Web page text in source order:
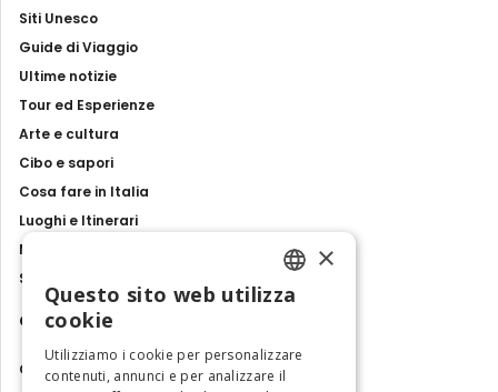
Siti Unesco
Guide di Viaggio
Ultime notizie
Tour ed Esperienze
Arte e cultura
Cibo e sapori
Cosa fare in Italia
Luoghi e Itinerari
Mostre, eventi e spettacoli
Storie e tradizioni
Contatti
Chi siamo
ENGLISH
ITALIAN
×
Questo sito web utilizza
cookie
Utilizziamo i cookie per personalizzare
contenuti, annunci e per analizzare il